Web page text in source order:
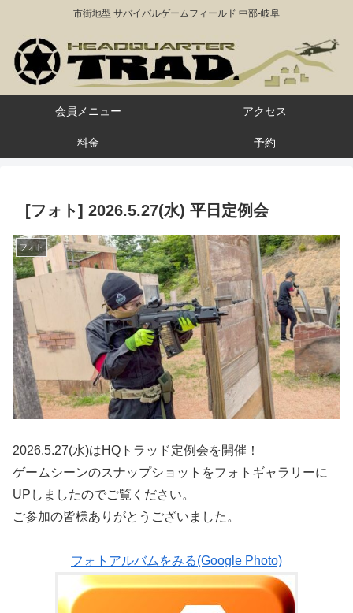
市街地型 サバイバルゲームフィールド 中部-岐阜
会員メニュー アクセス
料金 予約
[フォト] 2026.5.27(水) 平日定例会
フォト
2026.5.27(水)はHQトラッド定例会を開催！
ゲームシーンのスナップショットをフォトギャラリーに
UPしましたのでご覧ください。
ご参加の皆様ありがとうございました。
フォトアルバムをみる(Google Photo)